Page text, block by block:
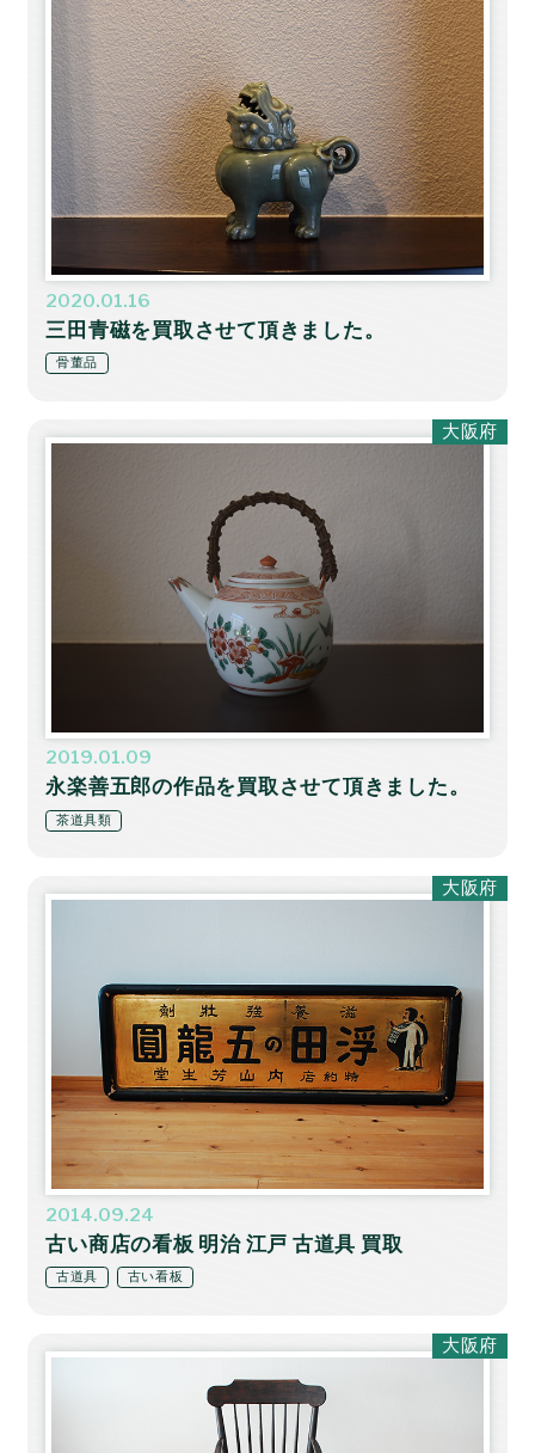
2020.01.16
三田青磁を買取させて頂きました。
骨董品
2019.01.09
永楽善五郎の作品を買取させて頂きました。
茶道具類
大阪府
2014.09.24
古い商店の看板 明治 江戸 古道具 買取
古道具 古い看板
大阪府
大阪府